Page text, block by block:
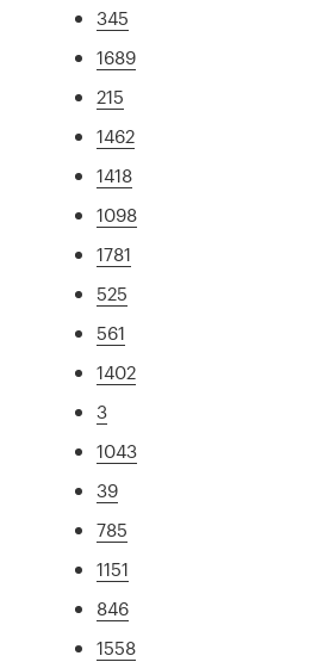
345
1689
215
1462
1418
1098
1781
525
561
1402
3
1043
39
785
1151
846
1558